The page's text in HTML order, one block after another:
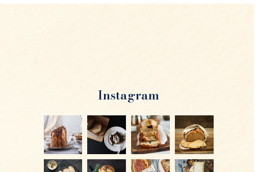
Instagram